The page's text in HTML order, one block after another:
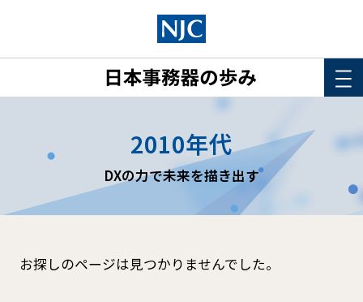
このサイトについて
年表
詳細検索
2010年代
DXの力で未来を描き出す
お探しのページは見つかりませんでした。